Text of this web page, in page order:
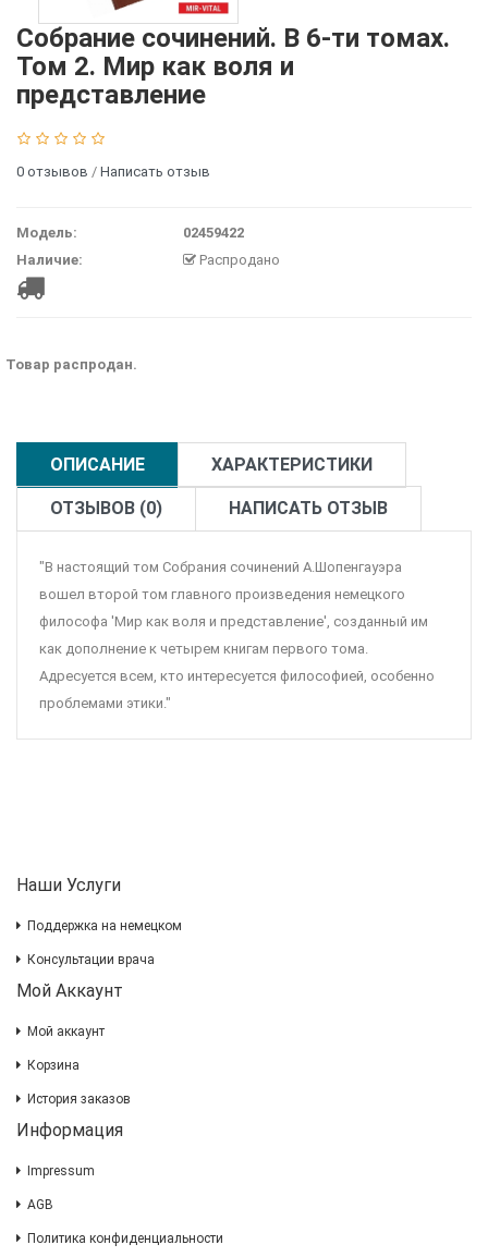
Собрание сочинений. В 6-ти томах.
Том 2. Мир как воля и
представление
0 отзывов / Написать отзыв
Модель:
02459422
Наличие:
Распродано
Товар распродан.
ОПИСАНИЕ ХАРАКТЕРИСТИКИ
ОТЗЫВОВ (0) НАПИСАТЬ ОТЗЫВ
"В настоящий том Собрания сочинений А.Шопенгауэра
вошел второй том главного произведения немецкого
философа 'Мир как воля и представление', созданный им
как дополнение к четырем книгам первого тома.
Адресуется всем, кто интересуется философией, особенно
проблемами этики."
Наши Услуги
Поддержка на немецком
Консультации врача
Мой Аккаунт
Мой аккаунт
Корзина
История заказов
Информация
Impressum
AGB
Политика конфиденциальности